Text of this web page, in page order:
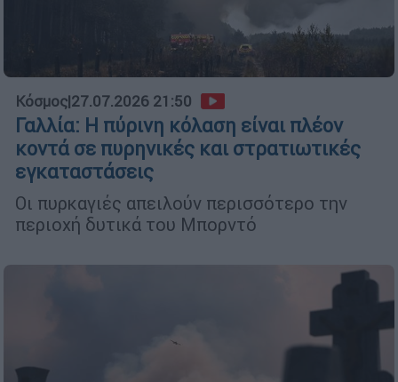
Κόσμος|27.07.2026 21:50
Γαλλία: Η πύρινη κόλαση είναι πλέον
κοντά σε πυρηνικές και στρατιωτικές
εγκαταστάσεις
Οι πυρκαγιές απειλούν περισσότερο την
περιοχή δυτικά του Μπορντό